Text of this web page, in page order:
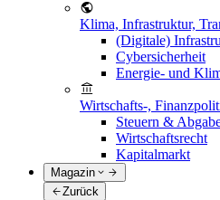
Klima, Infrastruktur,
(Digitale)
Cybersicherheit
Energie- und
Wirtschafts-,
Steuern &
Wirtschaftsrecht
Kapitalmarkt
Magazin
Zurück